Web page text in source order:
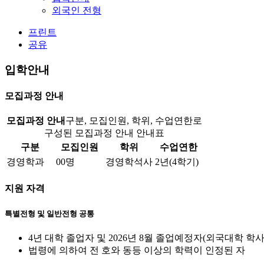
외국인 전형
프린트
공유
입학안내
모집과정 안내
모집과정 안내 구분, 모집인원, 학위, 수업연한로
구성된 모집과정 안내 안내표
구분
모집인원 학위
수업연한
경영학과
00명 경영학석사 2년(4학기)
지원 자격
특별전형 및 일반전형 공통
4년 대학 졸업자 및 2026년 8월 졸업예정자(외국대학 학
법령에 의하여 전 호와 동등 이상의 학력이 인정된 자